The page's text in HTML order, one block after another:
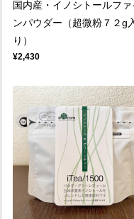
国内産・イノシトールファ
ンパウダー（超微粉７２g
り）
¥2,430